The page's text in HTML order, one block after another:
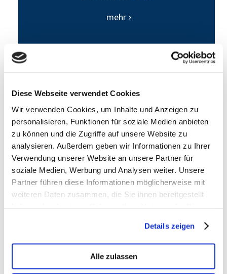
Diese Webseite verwendet Cookies
Wir verwenden Cookies, um Inhalte und Anzeigen zu
personalisieren, Funktionen für soziale Medien anbieten
zu können und die Zugriffe auf unsere Website zu
analysieren. Außerdem geben wir Informationen zu Ihrer
Verwendung unserer Website an unsere Partner für
soziale Medien, Werbung und Analysen weiter. Unsere
Partner führen diese Informationen möglicherweise mit
weiteren Daten zusammen, die Sie ihnen bereitgestellt
Details zeigen
Alle zulassen
mehr
Produktfotografie
mehr